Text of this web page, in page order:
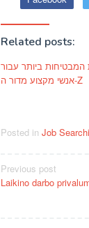
Related posts:
המבטיחות ביותר עבור
אנשי מקצוע מדור ה-Z
Posted in Job
Post
navigation
Previous post
Laikino darbo